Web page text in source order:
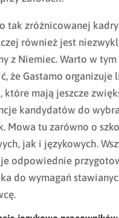
tak zróżnicowanej kadry
również jest
z Niemiec. Warto w
że Gastamo organizuje
które mają jeszcze
kandydatów do
Mowa tu zarówno o
jak i językowych.
odpowiednie
do wymagań